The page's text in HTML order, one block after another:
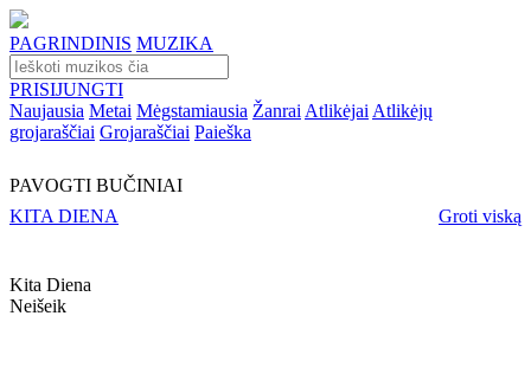
PAGRINDINIS MUZIKA
PRISIJUNGTI
Naujausia Metai Mėgstamiausia Žanrai Atlikėjai Atlikėjų
grojaraščiai Grojaraščiai Paieška
PAVOGTI BUČINIAI
KITA DIENA
Groti viską
Kita Diena
Neišeik